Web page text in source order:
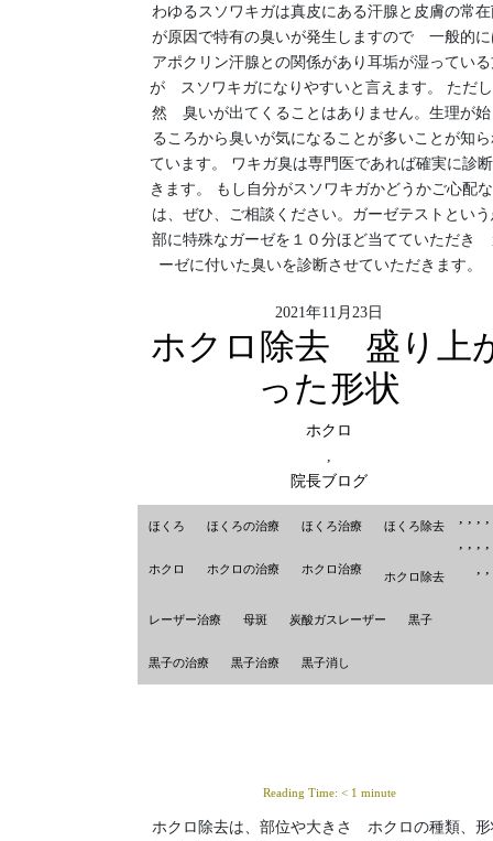
わゆるスソワキガは真皮にある汗腺と皮膚の常
が原因で特有の臭いが発生しますので 一般的に
アポクリン汗腺との関係があり耳垢が湿ってい
が スソワキガになりやすいと言えます。 ただ
然 臭いが出てくることはありません。生理が始
るころから臭いが気になることが多いことが知
ています。 ワキガ臭は専門医であれば確実に診
きます。 もし自分がスソワキガかどうかご心配
は、ぜひ、ご相談ください。ガーゼテストとい
部に特殊なガーゼを１０分ほど当てていただき
ーゼに付いた臭いを診断させていただきます
2021年11月23日
ホクロ除去 盛り上
った形状
ホクロ
,
院長ブログ
ほくろ ,
ほくろの治療 ,
ほくろ治療 ,
ほくろ除去 ,
ホクロ ホクロの治療 ホクロ治療
,
ホクロ除去
,
レーザー治療
,
母斑
,
炭酸ガスレーザー 黒子
黒子の治療
,
黒子治療
,
黒子消し
Reading Time: < 1 minute
ホクロ除去は、部位や大きさ ホクロの種類、形